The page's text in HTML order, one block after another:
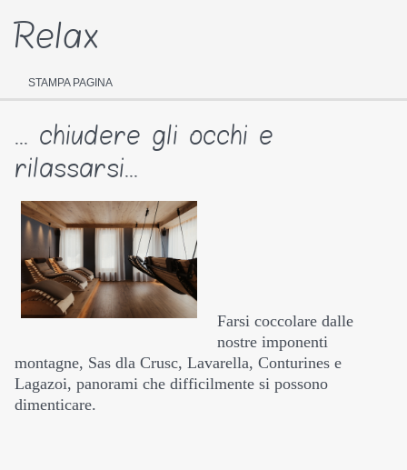
Relax
STAMPA PAGINA
... chiudere gli occhi e
rilassarsi...
Farsi coccolare dalle
nostre imponenti
montagne, Sas dla Crusc, Lavarella, Conturines e
Lagazoi, panorami che difficilmente si possono
dimenticare.